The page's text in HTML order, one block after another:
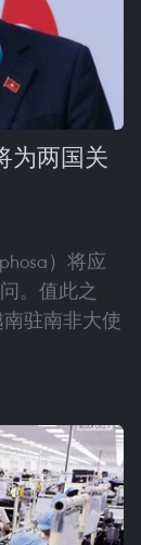
为两国关
）将应
。值此之
驻南非大使